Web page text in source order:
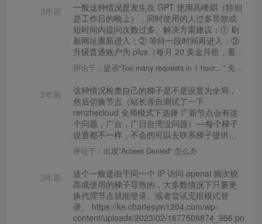
再次刷新网页即可
https://ke.charlesyin1204.com/wp-
content/uploads/2023/02/99-1536x830.png 到
达此界面后点击 “Try it” 再次进入 GPT 的界面
登录即可。
3年前
一般这种情况是发生在 GPT 使用高峰期（特别
是工作日的晚上），同时使用的人过多导致或
短时间内提问次数过多。解决方案建议：① 刷
新网址重新进入；② 等待一段时间再进入；③
升级普通账户为 plus（每月 20 美金月租，看自
己的需求和经济能力）
https://ke.charlesyin1204.com/wp-
content/uploads/2023/02/1677479066_948.png
评论于： 提示“Too many requests in 1 hour…” 无法继续聊天互动
3年前
这种情况检查自己的梯子是不是设置为全局，
然后切换节点（站长亲自测试了一下
renzhecloud 全局模式下选择 广新节点会有这
个问题，广台，广日台湾没问题）~~每个梯子
设置都不一样，不会的可以去联系梯子提供方
询问。 https://ke.charlesyin1204.com/wp-
content/uploads/2023/02/Screen-Shot-2023-
02-25-at-2.51.11-PM.png
评论于： 出现”Access Denied” 怎么办
3年前
这个一般是由于同一个 IP 访问 openai 频次较
高或使用的梯子导致的，大多数情况下只要更
换代理节点就能登录。或者尝试无痕模式登
录。 https://ke.charlesyin1204.com/wp-
content/uploads/2023/02/1677508874_956.png